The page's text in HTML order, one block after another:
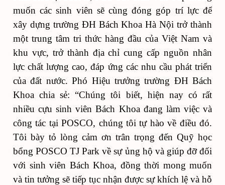
muốn các sinh viên sẽ cùng đóng góp trí lực để
xây dựng trường ĐH Bách Khoa Hà Nội trở thành
một trung tâm tri thức hàng đầu của Việt Nam và
khu vực, trở thành địa chỉ cung cấp nguồn nhân
lực chất lượng cao, đáp ứng các nhu cầu phát triển
của đất nước. Phó Hiệu trưởng trường ĐH Bách
Khoa chia sẻ: “Chúng tôi biết, hiện nay có rất
nhiều cựu sinh viên Bách Khoa đang làm việc và
công tác tại POSCO, chúng tôi tự hào về điều đó.
Tôi bày tỏ lòng cảm ơn trân trọng đến Quỹ học
bổng POSCO TJ Park về sự ủng hộ và giúp đỡ đối
với sinh viên Bách Khoa, đồng thời mong muốn
và tin tưởng sẽ tiếp tục nhận được sự khích lệ và hỗ